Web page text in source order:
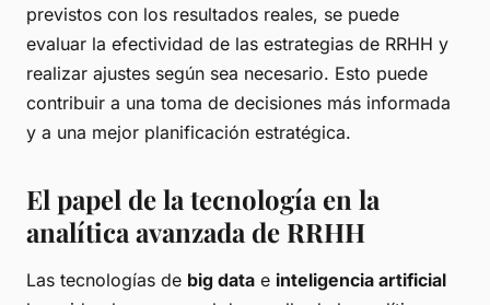
previstos con los resultados reales, se puede
evaluar la efectividad de las estrategias de RRHH y
realizar ajustes según sea necesario. Esto puede
contribuir a una toma de decisiones más informada
y a una mejor planificación estratégica.
El papel de la tecnología en la
analítica avanzada de RRHH
Las tecnologías de big data e inteligencia artificial